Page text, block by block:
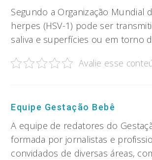
Segundo a Organização Mundial
herpes (HSV-1) pode ser
saliva e superfícies ou em torno
Avalie esse
Equipe Gestação Bebê
A equipe de redatores do
formada por jornalistas e
convidados de diversas áreas,